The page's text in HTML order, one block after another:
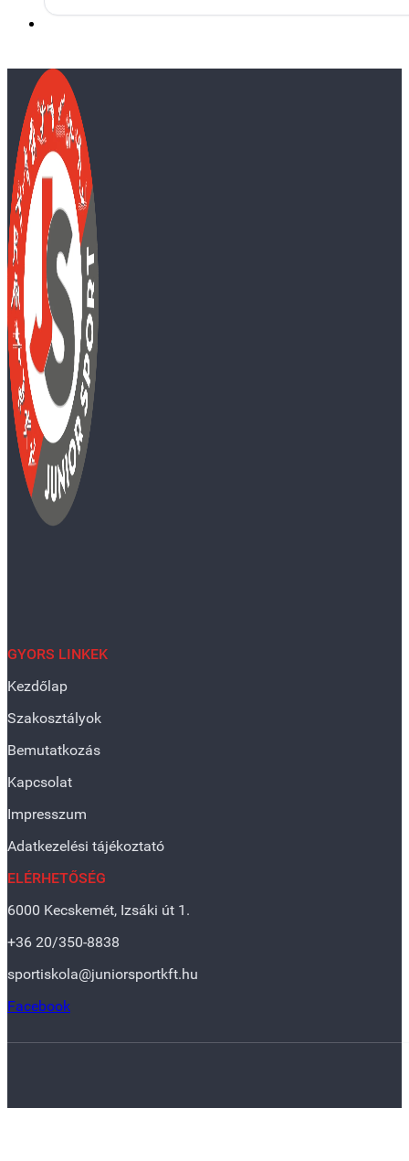
GYORS LINKEK
Kezdőlap
Szakosztályok
Bemutatkozás
Kapcsolat
Impresszum
Adatkezelési tájékoztató
ELÉRHETŐSÉG
6000 Kecskemét, Izsáki út 1.
+36 20/350-8838
sportiskola@juniorsportkft.hu
Facebook